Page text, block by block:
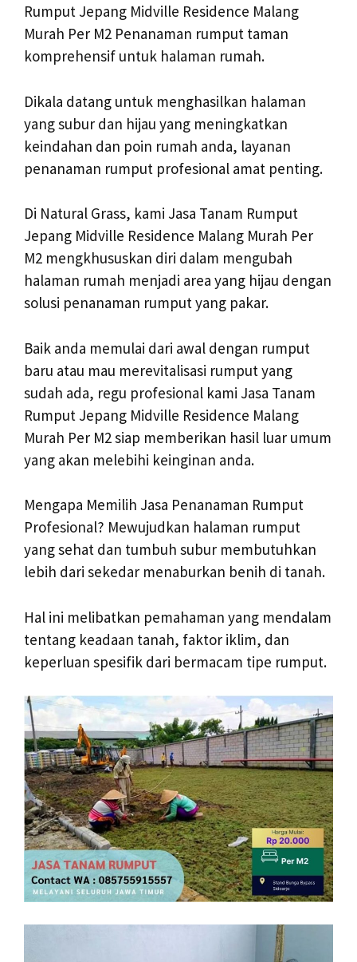
Rumput Jepang Midville Residence Malang
Murah Per M2 Penanaman rumput taman
komprehensif untuk halaman rumah.
Dikala datang untuk menghasilkan halaman
yang subur dan hijau yang meningkatkan
keindahan dan poin rumah anda, layanan
penanaman rumput profesional amat penting.
Di Natural Grass, kami Jasa Tanam Rumput
Jepang Midville Residence Malang Murah Per
M2 mengkhususkan diri dalam mengubah
halaman rumah menjadi area yang hijau dengan
solusi penanaman rumput yang pakar.
Baik anda memulai dari awal dengan rumput
baru atau mau merevitalisasi rumput yang
sudah ada, regu profesional kami Jasa Tanam
Rumput Jepang Midville Residence Malang
Murah Per M2 siap memberikan hasil luar umum
yang akan melebihi keinginan anda.
Mengapa Memilih Jasa Penanaman Rumput
Profesional? Mewujudkan halaman rumput
yang sehat dan tumbuh subur membutuhkan
lebih dari sekedar menaburkan benih di tanah.
Hal ini melibatkan pemahaman yang mendalam
tentang keadaan tanah, faktor iklim, dan
keperluan spesifik dari bermacam tipe rumput.